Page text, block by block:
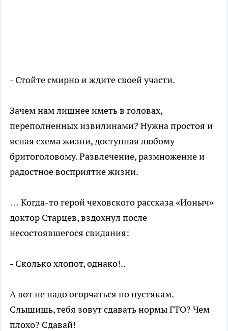
- Стойте смирно и ждите своей участи.
Зачем нам лишнее иметь в головах,
переполненных извилинами? Нужна простоя и
ясная схема жизни, доступная любому
бритоголовому. Развлечение, размножение и
радостное восприятие жизни.
… Когда-то герой чеховского рассказа «Ионыч»
доктор Старцев, вздохнул после
несостоявшегося свидания:
- Сколько хлопот, однако!..
А вот не надо огорчаться по пустякам.
Слышишь, тебя зовут сдавать нормы ГТО? Чем
плохо? Сдавай!